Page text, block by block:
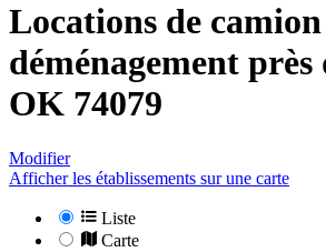
Locations de
déménagement près
OK 74079
Modifier
Afficher les établissements sur une carte
Liste
Carte